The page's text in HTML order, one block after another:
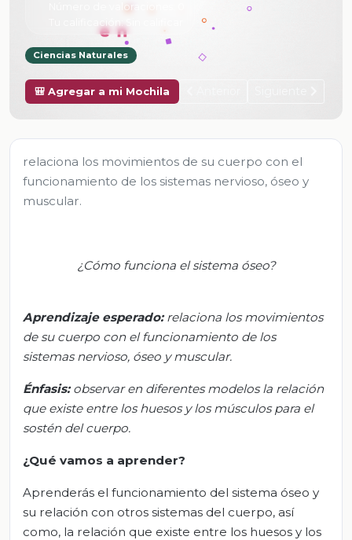
Número de valoraciones:
Tu calificación:
Ciencias Naturales
🎒 Agregar a mi Mochila
relaciona los movimientos de su cuerpo con el
funcionamiento de los sistemas nervioso, óseo y
muscular.
¿Cómo funciona el sistema óseo?
Aprendizaje esperado: relaciona los movimientos
de su cuerpo con el funcionamiento de los
sistemas nervioso, óseo y muscular.
Énfasis: observar en diferentes modelos la relación
que existe entre los huesos y los músculos para el
sostén del cuerpo.
¿Qué vamos a aprender?
Aprenderás el funcionamiento del sistema óseo y
su relación con otros sistemas del cuerpo, así
como, la relación que existe entre los huesos y los